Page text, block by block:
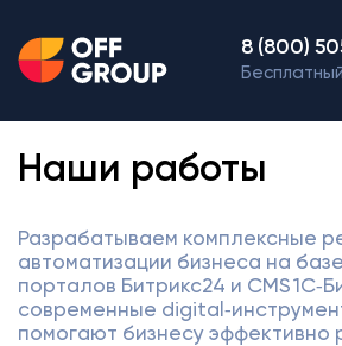
8 (800)
Наши работы
Разрабатываем комплексные
автоматизации бизнеса на
порталов Битрикс24 и CMS
современные
помогают бизнесу эффективно